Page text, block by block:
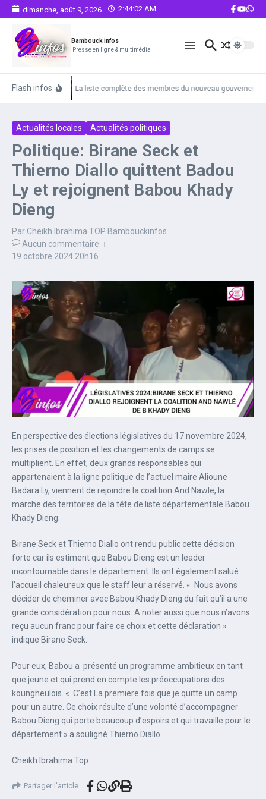
Aller au contenu
dimanche, août 9, 2026 2:44:02 AM
Bambouck infos
Presse en ligne & multimédia
Flash infos La liste complète des membres du nouveau
Actualités locales Actualités politiques
Politique: Birane Seck et
Thierno Diallo quittent Badou
Ly et rejoignent Babou Khady
Dieng
Par Cheikh Ibrahima TOP Bambouckinfos
Aucun commentaire
19 octobre 2024 20h16
En perspective des élections législatives du 17 novembre 2024,
les prises de position et les changements de camps se
multiplient. En effet, deux grands responsables qui
appartenaient à la ligne politique de l’actuel maire Alioune
Badara Ly, viennent de rejoindre la coalition And Nawle, la
marche des territoires de la tête de liste départementale Babou
Khady Dieng.
Birane Seck et Thierno Diallo ont rendu public cette décision
forte car ils estiment que Babou Dieng est un leader
incontournable dans le département. Ils ont également salué
l’accueil chaleureux que le staff leur a réservé. « Nous avons
décider de cheminer avec Babou Khady Dieng du fait qu’il a une
grande considération pour nous. A noter aussi que nous n’avons
reçu aucun franc pour faire ce choix et cette déclaration »
indique Birane Seck.
Pour eux, Babou a présenté un programme ambitieux en tant
que jeune et qui prend en compte les préoccupations des
koungheulois. « C’est La premiere fois que je quitte un camp
pour un autre. Ce choix résulte d’une volonté d’accompagner
Babou Dieng qui porte beaucoup d’espoirs et qui travaille pour le
département » a souligné Thierno Diallo.
Cheikh Ibrahima Top
Partager l'article